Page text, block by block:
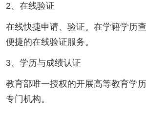
2、在线验证
在线快捷申请、验证。在学籍学历
便捷的在线验证服务。
3、学历与成绩认证
教育部唯一授权的开展高等教育学
专门机构。